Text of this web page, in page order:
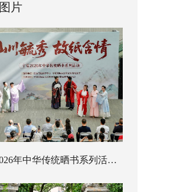
片
宁夏2026年中华传统晒书系列活动启幕